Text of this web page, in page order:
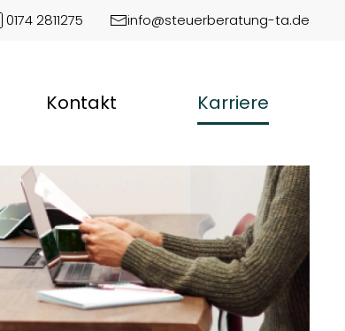
0174 2811275 info@steuerberatung-ta.de
Kontakt Karriere